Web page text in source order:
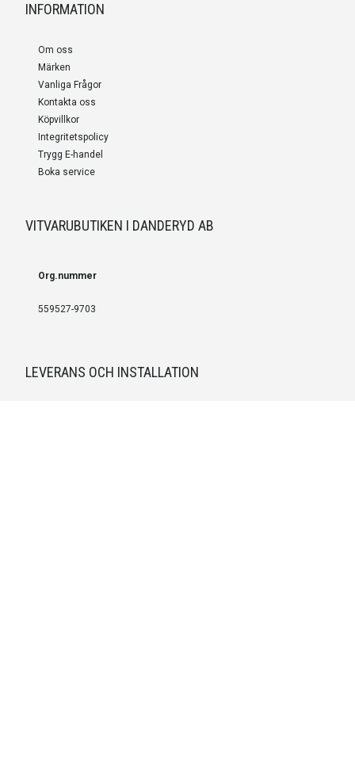
INFORMATION
Om oss
Märken
Vanliga Frågor
Kontakta oss
Köpvillkor
Integritetspolicy
Trygg E-handel
Boka service
VITVARUBUTIKEN I DANDERYD AB
Org.nummer
559527-9703
LEVERANS OCH INSTALLATION